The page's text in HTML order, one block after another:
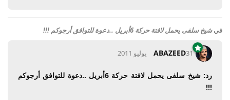
فيشيخ سلفى يحمل لافتة حركة 6أبريل ..دعوة للتوافق أرجوكم !!!
ABAZEED31 يوليو 2011
رد: شيخ سلفى يحمل لافتة حركة 6أبريل ..دعوة للتوافق أرجوكم
!!!